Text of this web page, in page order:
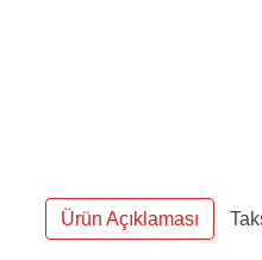
Ürün Açıklaması